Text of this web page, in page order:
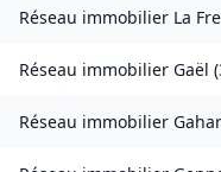
Réseau immobilier La
Réseau immobilier Gaël (
Réseau immobilier